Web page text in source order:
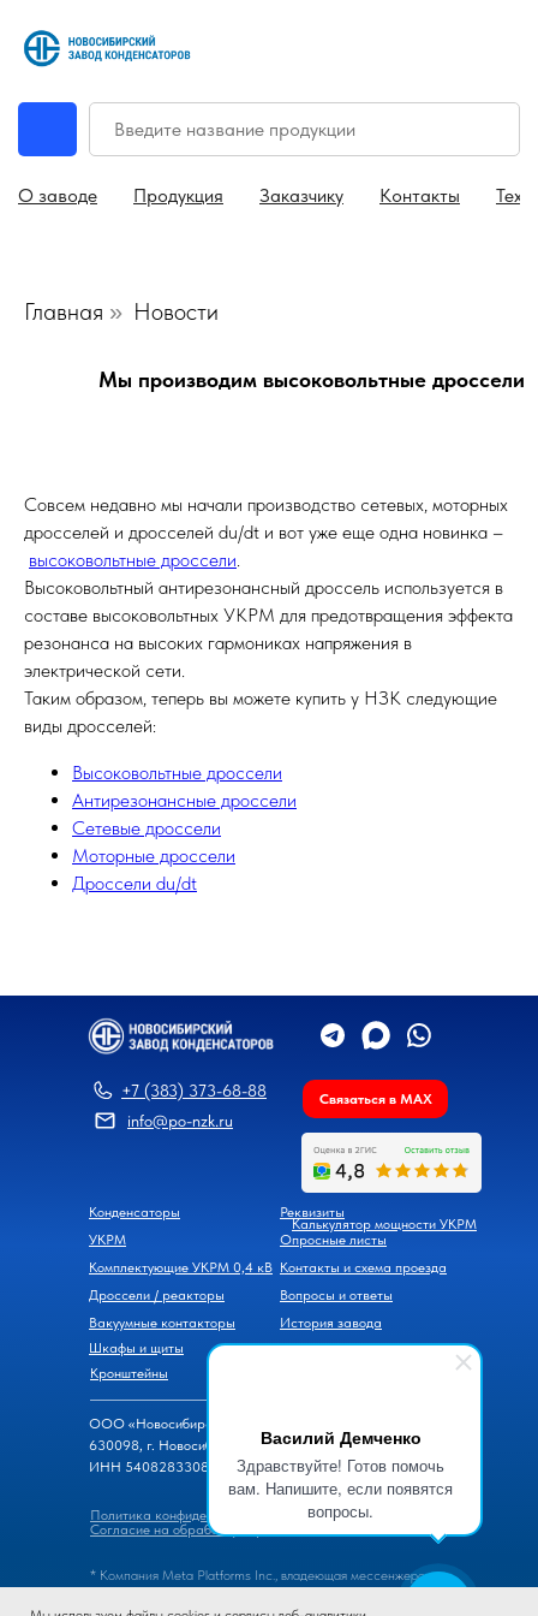
Василий Демченко
Здравствуйте! Готов помочь
вам. Напишите, если появятся
вопросы.
О заводе Продукция Заказчику Контакты
Главная » Новости
Мы производим высоковольтные дроссели
Совсем недавно мы начали производство сетевых, моторных
дросселей и дросселей du/dt и вот уже еще одна новинка –
высоковольтные дроссели.
Высоковольтный антирезонансный дроссель используется в
составе высоковольтных УКРМ для предотвращения эффекта
резонанса на высоких гармониках напряжения в
электрической сети.
Таким образом, теперь вы можете купить у НЗК следующие
виды дросселей:
Высоковольтные дроссели
Антирезонансные дроссели
Сетевые дроссели
Моторные дроссели
Дроссели du/dt
info@po-nzk.ru
Конденсаторы
УКРМ
Комплектующие УКРМ 0,4 кВ
Кронштейны
Шкафы и щиты
Вакуумные контакторы
Дроссели / реакторы
Реквизиты
Калькулятор мощности УКРМ
Опросные листы
Контакты и схема проезда
Вопросы и ответы
Новости
История завода
Согласие на обработку персональных данных
Политика конфиденциальности
* Компания Meta Platforms Inc., владеющая мессенжером
ООО «Новосибирский завод конденсаторов»
630098, г. Новосибирск, ул. Часовая, д. 6
ИНН 5408283308, ОГРН 1105476069600
+7 (383) 373-68-88 Связаться в MAX